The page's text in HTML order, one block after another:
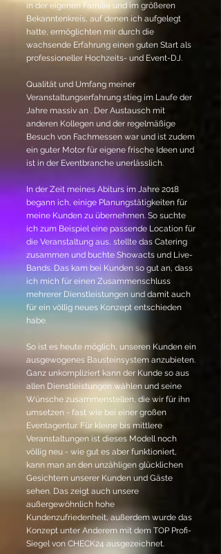
in der eigenen Familie und im größeren
Bekanntenkreis, auf denen ich aufgelegt
hatte, ermöglichten mir durch die
wachsende Erfahrung einen guten Start als
professioneller Hochzeits- und Event-DJ.
Qualität und Umfang meiner
Veranstaltungserfahrung stieg im Laufe der
Jahre massiv an . Der Austausch mit
anderen Kollegen und der regelmäßige
Besuch von Fachmessen war und ist zudem
ein guter Motor für eigene frische Ideen und
ist in der Eventbranche unerlässlich.
In der Zeit meines Abiturs im Jahre 2018
begann ich, einige Planungstätigkeiten für
meine Kunden zu übernehmen. So suchte
ich zum Beispiel eine passende Location für
die Veranstaltung aus, stellte das Catering
zusammen und buchte Showacts und Live-
Bands. Das kam bei Kunden so gut an, dass
ich mich für einen Zusammenschluss
mehrerer Dienstleistungen und damit auch
für ein völlig neues Konzept entschieden
habe.
So ist es heute möglich, unseren Kunden ein
ausgewogenes Bausteinsystem anzubieten.
Ganz unkompliziert kann der Kunde so aus
allen Dienstleistungen wählen und seine
Wünsche zusammenstellen, die wir für ihn
umsetzen - fast wie bei einer großen
Eventagentur. Für kleine bis mittlere
Veranstaltungen ist dieses Modell noch
völlig neu - wie gut es aber funktioniert,
kann man an den unzähligen glücklichen
Gesichtern unserer Kunden und Gäste
sehen. Das zeigt auch unsere
außergewöhnlich hohe
Kundenzufriedenheit, außerdem wurde das
Konzept unter Anderem mit dem TOP Profi-
Siegel von CHECK24 ausgezeichnet.